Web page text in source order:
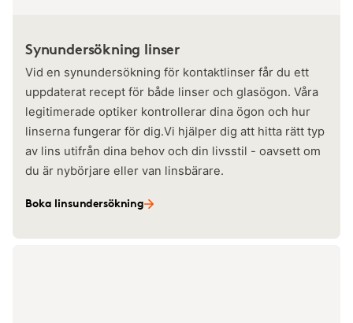
Synundersökning linser
Vid en synundersökning för kontaktlinser får du ett
uppdaterat recept för både linser och glasögon. Våra
legitimerade optiker kontrollerar dina ögon och hur
linserna fungerar för dig.Vi hjälper dig att hitta rätt typ
av lins utifrån dina behov och din livsstil - oavsett om
du är nybörjare eller van linsbärare.
Boka linsundersökning